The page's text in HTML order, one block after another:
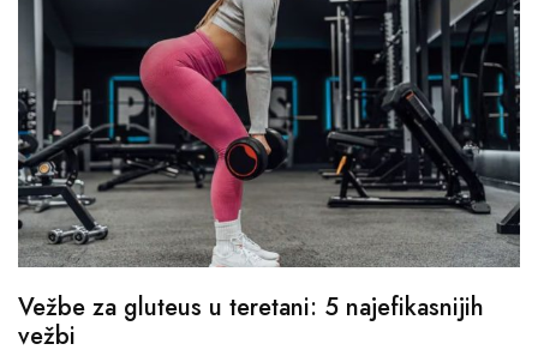
Vežbe za gluteus u teretani: 5 najefikasnijih
vežbi